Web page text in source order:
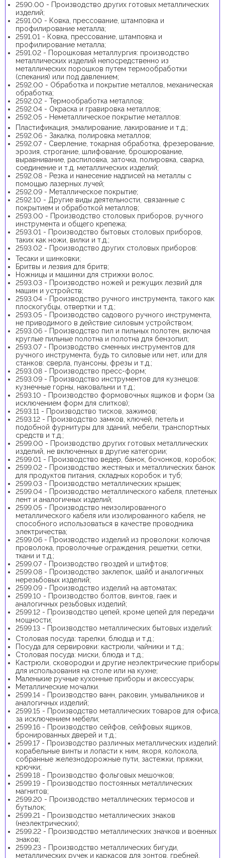
2590.00 - Производство других готовых металлических
изделий;
2591.00 - Ковка, прессование, штамповка и
профилирование металла;
2591.01 - Ковка, прессование, штамповка и
профилирование металла;
2591.02 - Порошковая металлургия: производство
металлических изделий непосредственно из
металлических порошков путем термообработки
(спекания) или под давлением;
2592.00 - Обработка и покрытие металлов, механическая
обработка;
2592.02 - Термообработка металлов;
2592.04 - Окраска и гравировка металлов;
2592.05 - Неметаллическое покрытие металлов:
Пластификация, эмалирование, лакирование и т.д.;
2592.06 - Закалка, полировка металлов;
2592.07 - Сверление, токарная обработка, фрезерование,
эрозия, строгание, шлифование, брошюрование,
выравнивание, распиловка, заточка, полировка, сварка,
соединение и т.д. металлических изделий;
2592.08 - Резка и нанесение надписей на металлы с
помощью лазерных лучей;
2592.09 - Металлическое покрытие;
2592.10 - Другие виды деятельности, связанные с
покрытием и обработкой металлов;
2593.00 - Производство столовых приборов, ручного
инструмента и общего крепежа;
2593.01 - Производство бытовых столовых приборов,
таких как ножи, вилки и т.д.;
2593.02 - Производство других столовых приборов:
Тесаки и шинковки;
Бритвы и лезвия для бритв;
Ножницы и машинки для стрижки волос.
2593.03 - Производство ножей и режущих лезвий для
машин и устройств;
2593.04 - Производство ручного инструмента, такого как
плоскогубцы, отвертки и т.д.;
2593.05 - Производство садового ручного инструмента,
не приводимого в действие силовым устройством;
2593.06 - Производство пил и пильных полотен, включая
круглые пильные полотна и полотна для бензопил;
2593.07 - Производство сменных инструментов для
ручного инструмента, будь то силовые или нет, или для
станков: сверла, пуансоны, фрезы и т.д.;
2593.08 - Производство пресс-форм;
2593.09 - Производство инструментов для кузнецов:
кузнечные горны, наковальни и т.д.;
2593.10 - Производство формовочных ящиков и форм (за
исключением форм для слитков);
2593.11 - Производство тисков, зажимов;
2593.12 - Производство замков, ключей, петель и
подобной фурнитуры для зданий, мебели, транспортных
средств и т.д.;
2599.00 - Производство других готовых металлических
изделий, не включенных в другие категории;
2599.01 - Производство ведер, банок, бочонков, коробок;
2599.02 - Производство жестяных и металлических банок
для продуктов питания, складных коробок и туб;
2599.03 - Производство металлических крышек;
2599.04 - Производство металлического кабеля, плетеных
лент и аналогичных изделий;
2599.05 - Производство неизолированного
металлического кабеля или изолированного кабеля, не
способного использоваться в качестве проводника
электричества;
2599.06 - Производство изделий из проволоки: колючая
проволока, проволочные ограждения, решетки, сетки,
ткани и т.д.;
2599.07 - Производство гвоздей и штифтов;
2599.08 - Производство заклепок, шайб и аналогичных
нерезьбовых изделий;
2599.09 - Производство изделий на автоматах;
2599.10 - Производство болтов, винтов, гаек и
аналогичных резьбовых изделий;
2599.12 - Производство цепей, кроме цепей для передачи
мощности;
2599.13 - Производство металлических бытовых изделий:
Столовая посуда: тарелки, блюдца и т.д.;
Посуда для сервировки: кастрюли, чайники и т.д.;
Столовая посуда: миски, блюда и т.д.;
Кастрюли, сковородки и другие неэлектрические приборы
для использования на столе или на кухне;
Маленькие ручные кухонные приборы и аксессуары;
Металлические мочалки.
2599.14 - Производство ванн, раковин, умывальников и
аналогичных изделий;
2599.15 - Производство металлических товаров для офиса,
за исключением мебели;
2599.16 - Производство сейфов, сейфовых ящиков,
бронированных дверей и т.д.;
2599.17 - Производство различных металлических изделий:
корабельные винты и лопасти к ним, якоря, колокола,
собранные железнодорожные пути, застежки, пряжки,
крючки;
2599.18 - Производство фольговых мешочков;
2599.19 - Производство постоянных металлических
магнитов;
2599.20 - Производство металлических термосов и
бутылок;
2599.21 - Производство металлических знаков
(неэлектрических);
2599.22 - Производство металлических значков и военных
знаков;
2599.23 - Производство металлических бигуди,
металлических ручек и каркасов для зонтов, гребней.